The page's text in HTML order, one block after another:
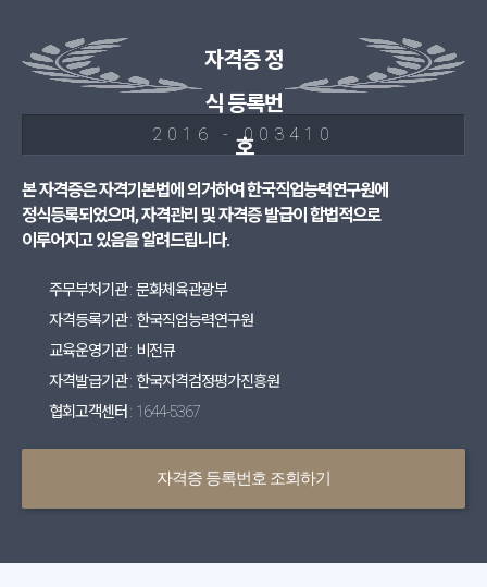
자격증 정
식 등록번
호
2016 - 003410
본 자격증은 자격기본법에 의거하여 한국직업능력연구원에
정식등록되었으며, 자격관리 및 자격증 발급이 합법적으로
이루어지고 있음을 알려드립니다.
주무부처기관 : 문화체육관광부
자격등록기관 : 한국직업능력연구원
교육운영기관 : 비전큐
자격발급기관 : 한국자격검정평가진흥원
협회고객센터 : 1644-5367
자격증 등록번호 조회하기